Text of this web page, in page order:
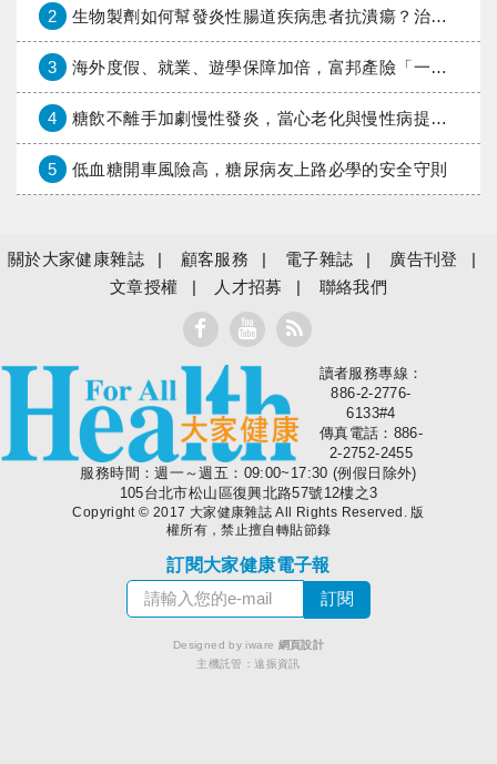
2 生物製劑如何幫發炎性腸道疾病患者抗潰瘍？治療進展與健保給付困境一次看
3 海外度假、就業、遊學保障加倍，富邦產險「一期逐夢」專案加碼遠距醫療與緊急救援
4 糖飲不離手加劇慢性發炎，當心老化與慢性病提早報到
5 低血糖開車風險高，糖尿病友上路必學的安全守則
關於大家健康雜誌 顧客服務 電子雜誌
廣告刊登
文章授權
人才招募 聯絡我們
大家健康
讀者服務專線：
886-2-2776-
6133#4
傳真電話：886-
2-2752-2455
服務時間：週一～週五：09:00~17:30 (例假日除外)
105台北市松山區復興北路57號12樓之3
Copyright © 2017 大家健康雜誌 All Rights Reserved. 版
權所有，禁止擅自轉貼節錄
訂閱大家健康電子報
Designed by iware 網頁設計
主機託管：遠振資訊